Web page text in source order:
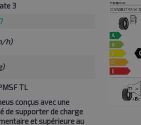
3
h)
TL
conçus avec une
de supporter de charge
et supérieure au